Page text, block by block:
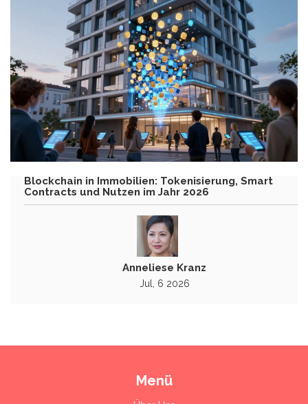
Blockchain in Immobilien: Tokenisierung, Smart
Contracts und Nutzen im Jahr 2026
Anneliese Kranz
Jul, 6 2026
Menü